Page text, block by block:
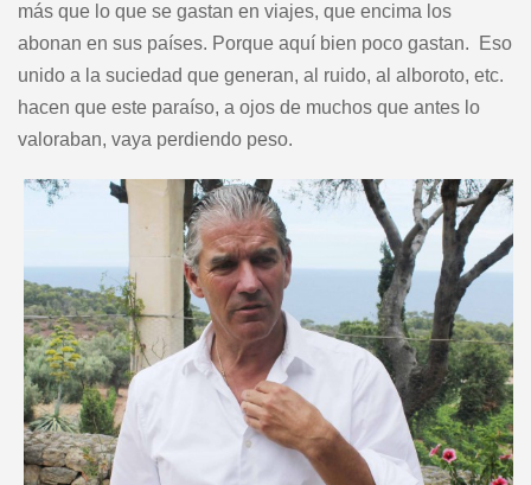
más que lo que se gastan en viajes, que encima los
abonan en sus países. Porque aquí bien poco gastan. Eso
unido a la suciedad que generan, al ruido, al alboroto, etc.
hacen que este paraíso, a ojos de muchos que antes lo
valoraban, vaya perdiendo peso.